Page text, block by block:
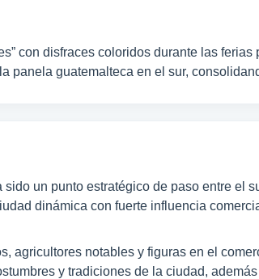
con disfraces coloridos durante las
panela guatemalteca en el sur,
un punto estratégico de paso entre el
dinámica con fuerte influencia
agricultores notables y figuras en el
y tradiciones de la ciudad,